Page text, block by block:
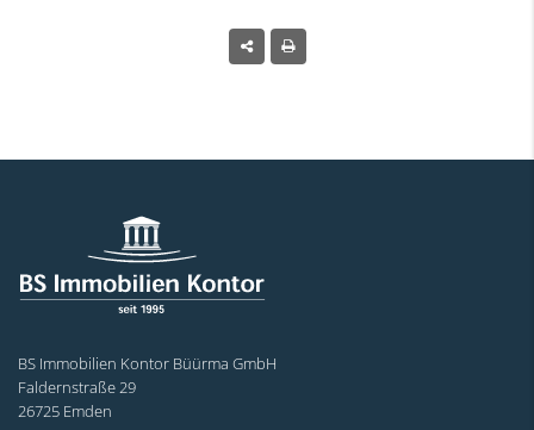
BS Immobilien Kontor Büürma GmbH
Faldernstraße 29
26725 Emden